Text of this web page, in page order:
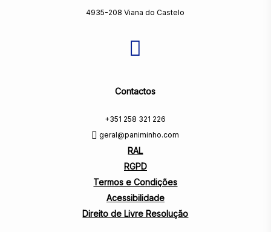
4935-208 Viana do Castelo
Contactos
+351 258 321 226
geral@paniminho.com
RAL
RGPD
Termos e Condições
Acessibilidade
Direito de Livre Resolução